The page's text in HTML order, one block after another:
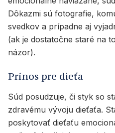
Dôkazmi sú fotografie,
svedkov a prípadne aj
(ak je dostatočne staré na
názor).
Prínos pre dieťa
Súd posudzuje, či styk so
zdravému vývoju dieťaťa.
poskytovať dieťaťu